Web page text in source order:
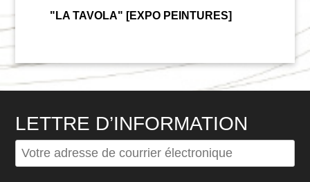
"LA TAVOLA" [EXPO PEINTURES]
LETTRE D’INFORMATION